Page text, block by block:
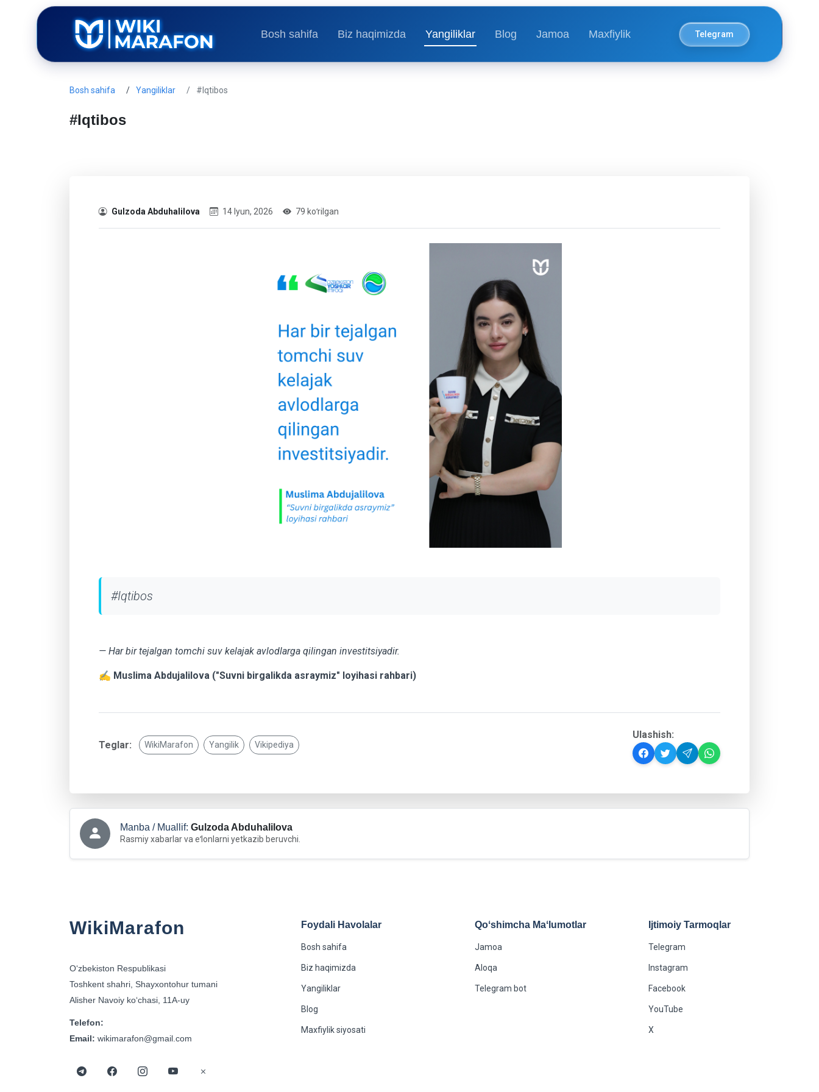
Bosh sahifa Biz haqimizda Yangiliklar Blog Jamoa Maxfiylik Telegram
Bosh sahifa Yangiliklar #Iqtibos
#Iqtibos
Gulzoda Abduhalilova 14 Iyun, 2026 79 koʻrilgan
#Iqtibos
— Har bir tejalgan tomchi suv kelajak avlodlarga qilingan investitsiyadir.
✍️ Muslima Abdujalilova ("Suvni birgalikda asraymiz" loyihasi rahbari)
Teglar: WikiMarafon Yangilik Vikipediya
Ulashish:
Manba / Muallif: Gulzoda Abduhalilova
Rasmiy xabarlar va eʻlonlarni yetkazib beruvchi.
WikiMarafon
Oʻzbekiston Respublikasi
Toshkent shahri, Shayxontohur tumani
Alisher Navoiy koʻchasi, 11A-uy
Telefon:
Email: wikimarafon@gmail.com
Foydali Havolalar
Bosh sahifa
Biz haqimizda
Yangiliklar
Blog
Maxfiylik siyosati
Qoʻshimcha Maʻlumotlar
Jamoa
Aloqa
Telegram bot
Ijtimoiy Tarmoqlar
Telegram
Instagram
Facebook
YouTube
X